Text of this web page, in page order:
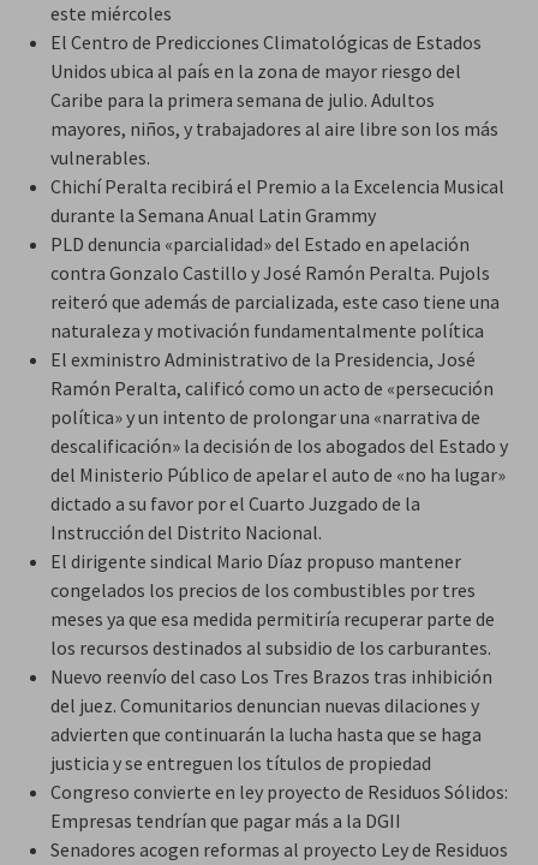
este miércoles
El Centro de Predicciones Climatológicas de Estados
Unidos ubica al país en la zona de mayor riesgo del
Caribe para la primera semana de julio. Adultos
mayores, niños, y trabajadores al aire libre son los más
vulnerables.
Chichí Peralta recibirá el Premio a la Excelencia Musical
durante la Semana Anual Latin Grammy
PLD denuncia «parcialidad» del Estado en apelación
contra Gonzalo Castillo y José Ramón Peralta. Pujols
reiteró que además de parcializada, este caso tiene una
naturaleza y motivación fundamentalmente política
El exministro Administrativo de la Presidencia, José
Ramón Peralta, calificó como un acto de «persecución
política» y un intento de prolongar una «narrativa de
descalificación» la decisión de los abogados del Estado y
del Ministerio Público de apelar el auto de «no ha lugar»
dictado a su favor por el Cuarto Juzgado de la
Instrucción del Distrito Nacional.
El dirigente sindical Mario Díaz propuso mantener
congelados los precios de los combustibles por tres
meses ya que esa medida permitiría recuperar parte de
los recursos destinados al subsidio de los carburantes.
Nuevo reenvío del caso Los Tres Brazos tras inhibición
del juez. Comunitarios denuncian nuevas dilaciones y
advierten que continuarán la lucha hasta que se haga
justicia y se entreguen los títulos de propiedad
Congreso convierte en ley proyecto de Residuos Sólidos:
Empresas tendrían que pagar más a la DGII
Senadores acogen reformas al proyecto Ley de Residuos